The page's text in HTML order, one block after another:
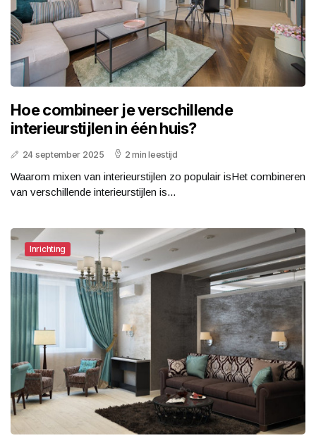
Hoe combineer je verschillende
interieurstijlen in één huis?
24 september 2025 2 min leestijd
Waarom mixen van interieurstijlen zo populair isHet combineren
van verschillende interieurstijlen is...
Inrichting